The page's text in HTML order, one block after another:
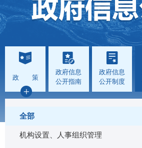
政 策
政府信息
公开指南
政府信息
公开制度
全部
机构设置、人事组织管理